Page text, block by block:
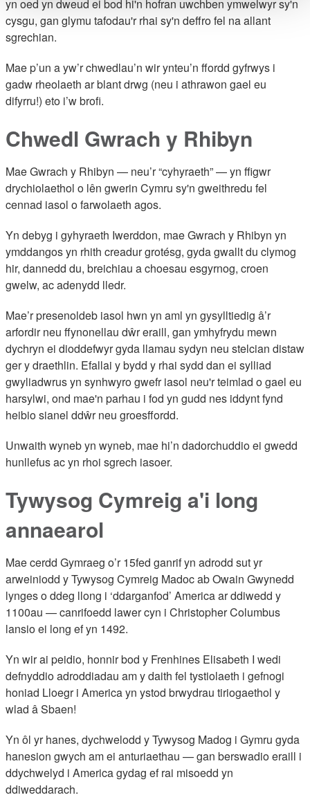
yn oed yn dweud ei bod hi'n hofran uwchben ymwelwyr sy'n
cysgu, gan glymu tafodau'r rhai sy'n deffro fel na allant
sgrechian.
Mae p’un a yw’r chwedlau’n wir ynteu’n ffordd gyfrwys i
gadw rheolaeth ar blant drwg (neu i athrawon gael eu
difyrru!) eto i’w brofi.
Chwedl Gwrach y Rhibyn
Mae Gwrach y Rhibyn — neu’r “cyhyraeth” — yn ffigwr
drychiolaethol o lên gwerin Cymru sy'n gweithredu fel
cennad iasol o farwolaeth agos.
Yn debyg i gyhyraeth Iwerddon, mae Gwrach y Rhibyn yn
ymddangos yn rhith creadur grotésg, gyda gwallt du clymog
hir, dannedd du, breichiau a choesau esgyrnog, croen
gwelw, ac adenydd lledr.
Mae’r presenoldeb iasol hwn yn aml yn gysylltiedig â’r
arfordir neu ffynonellau dŵr eraill, gan ymhyfrydu mewn
dychryn ei dioddefwyr gyda llamau sydyn neu stelcian distaw
ger y draethlin. Efallai y bydd y rhai sydd dan ei sylliad
gwyliadwrus yn synhwyro gwefr iasol neu'r teimlad o gael eu
harsylwi, ond mae'n parhau i fod yn gudd nes iddynt fynd
heibio sianel ddŵr neu groesffordd.
Unwaith wyneb yn wyneb, mae hi’n dadorchuddio ei gwedd
hunllefus ac yn rhoi sgrech iasoer.
Tywysog Cymreig a'i long
annaearol
Mae cerdd Gymraeg o’r 15fed ganrif yn adrodd sut yr
arweiniodd y Tywysog Cymreig Madoc ab Owain Gwynedd
lynges o ddeg llong i ‘ddarganfod’ America ar ddiwedd y
1100au — canrifoedd lawer cyn i Christopher Columbus
lansio ei long ef yn 1492.
Yn wir ai peidio, honnir bod y Frenhines Elisabeth I wedi
defnyddio adroddiadau am y daith fel tystiolaeth i gefnogi
honiad Lloegr i America yn ystod brwydrau tiriogaethol y
wlad â Sbaen!
Yn ôl yr hanes, dychwelodd y Tywysog Madog i Gymru gyda
hanesion gwych am ei anturiaethau — gan berswadio eraill i
ddychwelyd i America gydag ef rai misoedd yn
ddiweddarach.